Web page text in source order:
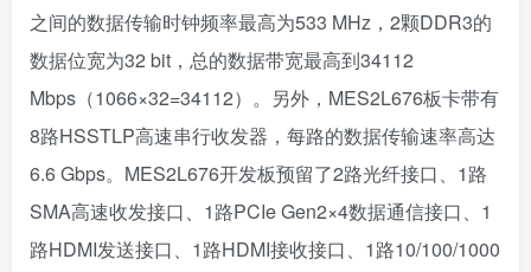
之间的数据传输时钟频率最高为533 MHz，2颗DDR3的
数据位宽为32 bit，总的数据带宽最高到34112
Mbps（1066×32=34112）。另外，MES2L676板卡带有
8路HSSTLP高速串行收发器，每路的数据传输速率高达
6.6 Gbps。MES2L676开发板预留了2路光纤接口、1路
SMA高速收发接口、1路PCIe Gen2×4数据通信接口、1
路HDMI发送接口、1路HDMI接收接口、1路10/100/1000